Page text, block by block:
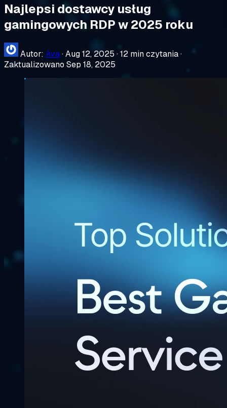
Najlepsi dostawcy usług
gamingowych RDP w 2025 roku
Autor: Ava·Aug 12, 2025 ·12 min czytania·
Zaktualizowano Sep 18, 2025